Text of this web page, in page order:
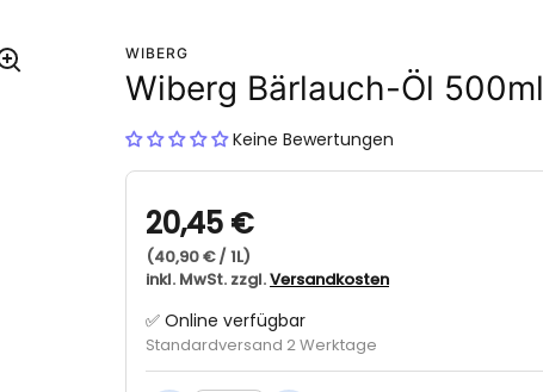
WIBERG
Wiberg Bärlauch-Öl 500ml
Keine Bewertungen
20,45 €
(40,90 € / 1L)
inkl. MwSt. zzgl.Versandkosten
✅ Online verfügbar
Standardversand 2 Werktage